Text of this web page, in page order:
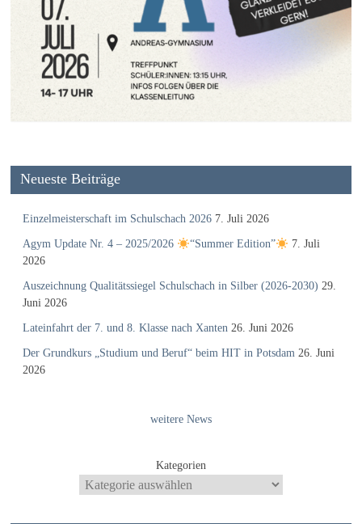
Neueste Beiträge
Einzelmeisterschaft im Schulschach 2026 7. Juli 2026
Agym Update Nr. 4 – 2025/2026 “Summer Edition”
7. Juli
2026
Auszeichnung Qualitätssiegel Schulschach in Silber (2026-2030) 29.
Juni 2026
Lateinfahrt der 7. und 8. Klasse nach Xanten 26. Juni 2026
Der Grundkurs „Studium und Beruf“ beim HIT in Potsdam 26. Juni
2026
weitere News
Kategorien